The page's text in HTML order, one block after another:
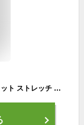
[EVERSOUL] パーカー アウトドア 防虫 長袖 UVカット ストレッチ 日焼け止め 虫よけ 吸汗速乾 フェス キャンプ メッシュ 冷房対策 旅行対策 ガーデニング メンズ ライトグレー Mサイズ